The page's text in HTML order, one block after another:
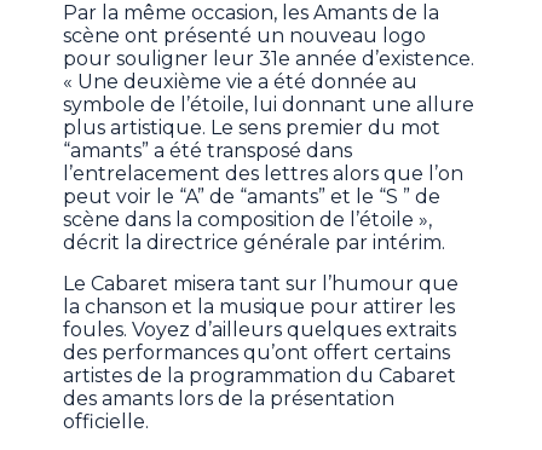
Par la même occasion, les Amants de la
scène ont présenté un nouveau logo
pour souligner leur 31e année d’existence.
« Une deuxième vie a été donnée au
symbole de l’étoile, lui donnant une allure
plus artistique. Le sens premier du mot
“amants” a été transposé dans
l’entrelacement des lettres alors que l’on
peut voir le “A” de “amants” et le “S ” de
scène dans la composition de l’étoile »,
décrit la directrice générale par intérim.
Le Cabaret misera tant sur l’humour que
la chanson et la musique pour attirer les
foules. Voyez d’ailleurs quelques extraits
des performances qu’ont offert certains
artistes de la programmation du Cabaret
des amants lors de la présentation
officielle.